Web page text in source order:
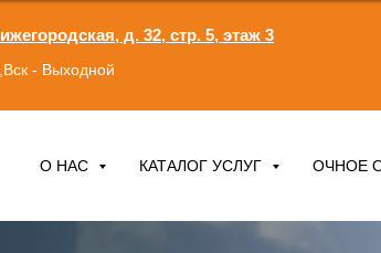
д. 32, стр. 5, этаж 3
- Выходной
О НАС КАТАЛОГ УСЛУГ ОЧНОЕ